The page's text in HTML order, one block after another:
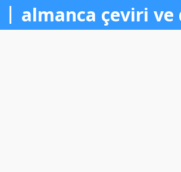
almanca çeviri ve